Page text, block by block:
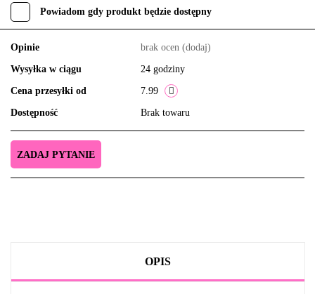
Powiadom gdy produkt będzie dostępny
Opinie brak ocen (dodaj)
Wysyłka w ciągu 24 godziny
Cena przesyłki od 7.99
Dostępność Brak towaru
ZADAJ PYTANIE
OPIS